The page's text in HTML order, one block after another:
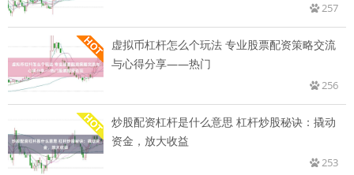
257
虚拟币杠杆怎么个玩法 专业股票配资策略交流
与心得分享——热门
256
炒股配资杠杆是什么意思 杠杆炒股秘诀：撬动
资金，放大收益
253